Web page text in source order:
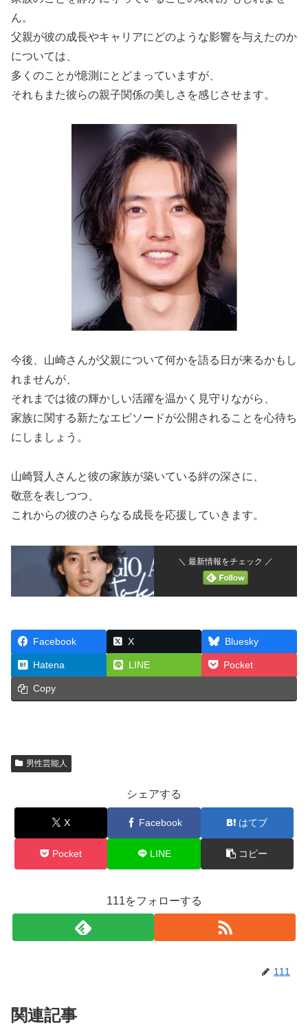
ん。
父親が彼の成長やキャリアにどのような影響を与えたのか
については、
多くのことが憶測にとどまっていますが、
それもまた彼らの親子関係の美しさを感じさせます。
今後、山崎さんが父親について何かを語る日が来るかもし
れませんが、
それまでは彼の輝かしい活躍を温かく見守りながら、
家族に関する新たなエピソードが公開されることを心待ち
にしましょう。
山崎賢人さんと彼の家族が築いている絆の深さに、
敬意を表しつつ、
これからの彼のさらなる成長を応援していきます。
＼ 最新情報をチェック ／
Facebook X Bluesky
Hatena LINE Pocket
Copy
男性芸能人
シェアする
X Facebook はてブ
Pocket LINE コピー
111をフォローする
111
関連記事